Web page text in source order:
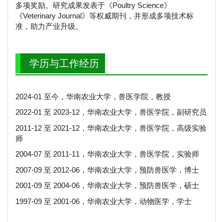
多项奖励。研究成果发表于《Poultry Science》
《Veterinary Journal》等权威期刊，并形成多项技术标
准，助力产业升级。
学历与工作经历
2024-01 至今，华南农业大学，兽医学院，教授
2022-01 至 2023-12，华南农业大学，兽医学院，副研究员
2011-12 至 2021-12，华南农业大学，兽医学院，高级实验
师
2004-07 至 2011-11，华南农业大学，兽医学院，实验师
2007-09 至 2012-06，华南农业大学，预防兽医学，博士
2001-09 至 2004-06，华南农业大学，预防兽医学，硕士
1997-09 至 2001-06，华南农业大学，动物医学，学士